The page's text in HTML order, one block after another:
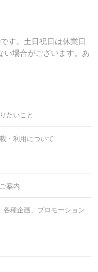
す。土日祝日は休業日
い場合がございます。あ
たいこと
・利用について
案内
各種企画、プロモーション